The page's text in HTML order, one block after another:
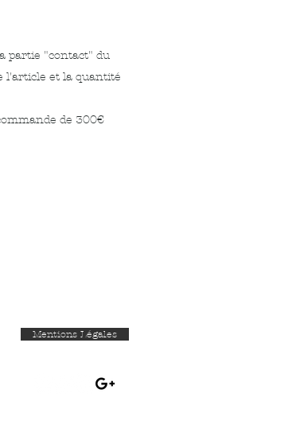
partie "contact" du
l'article et la quantité
de 300€
Mentions Légales